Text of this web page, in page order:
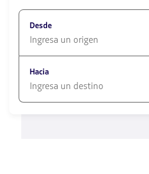
Desde
opciones
disponibles.
Usa
las
Hacia